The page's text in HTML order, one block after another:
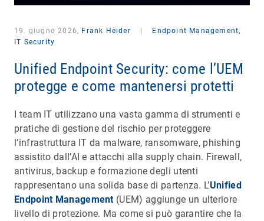
19. giugno 2026, Frank Heider
Endpoint Management,
IT Security
Unified Endpoint Security: come l’UEM
protegge e come mantenersi protetti
I team IT utilizzano una vasta gamma di strumenti e
pratiche di gestione del rischio per proteggere
l’infrastruttura IT da malware, ransomware, phishing
assistito dall’AI e attacchi alla supply chain. Firewall,
antivirus, backup e formazione degli utenti
rappresentano una solida base di partenza. L’Unified
Endpoint Management(UEM) aggiunge un ulteriore
livello di protezione. Ma come si può garantire che la